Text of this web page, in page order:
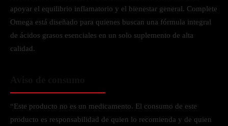
apoyar el equilibrio inflamatorio y el bienestar general. Complete
Omega está diseñado para quienes buscan una fórmula integral
de ácidos grasos esenciales en un solo suplemento de alta
calidad.
“Este producto no es un medicamento. El consumo de este
producto es responsabilidad de quien lo recomienda y de quien